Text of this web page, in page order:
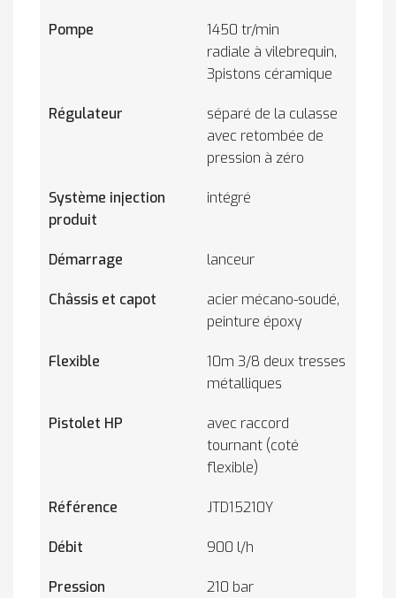
Pompe
1450 tr/min
radiale à vilebrequin,
3pistons céramique
Régulateur
séparé de la culasse
avec retombée de
pression à zéro
Système injection
produit
intégré
Démarrage lanceur
Châssis et capot
acier mécano-soudé,
peinture époxy
Flexible
10m 3/8 deux tresses
métalliques
Pistolet HP
avec raccord
tournant (coté
flexible)
Référence JTD15210Y
Débit 900 l/h
Pression 210 bar